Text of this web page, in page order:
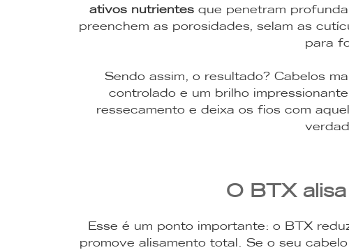
ativos nutrientesque penetram
preenchem as porosidades, selam as
para
Sendo assim, o resultado? Cabelos
controlado e um brilho
ressecamento e deixa os fios com
O BTX
Esse é um ponto importante: o BTX
promove alisamento total. Se o seu